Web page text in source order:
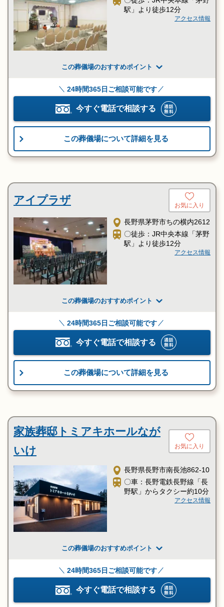
駅」より徒歩12分
アクセス情報
この葬儀場のおすすめポイント
24時間365日ご相談可能です
今すぐ電話で相談する
この葬儀場について詳細を見る
アイプラザ お気に入り
長野県茅野市ちの横内2612
〇徒歩：JR中央本線「茅野
駅」より徒歩12分
アクセス情報
この葬儀場のおすすめポイント
24時間365日ご相談可能です
今すぐ電話で相談する
この葬儀場について詳細を見る
家族葬邸トミアキホールなが
いけ
お気に入り
長野県長野市南長池862-10
〇車：長野電鉄長野線「長
野駅」からタクシー約10分
アクセス情報
この葬儀場のおすすめポイント
24時間365日ご相談可能です
今すぐ電話で相談する